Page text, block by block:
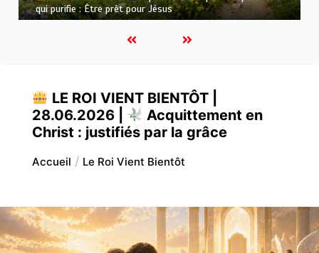
mois |
Août – Sanctification et formation du caractère
LE ROI VIENT BIENTÔT |
28.06.2026 |
Acquittement en
Christ : justifiés par la grâce
Accueil Le Roi Vient Bientôt